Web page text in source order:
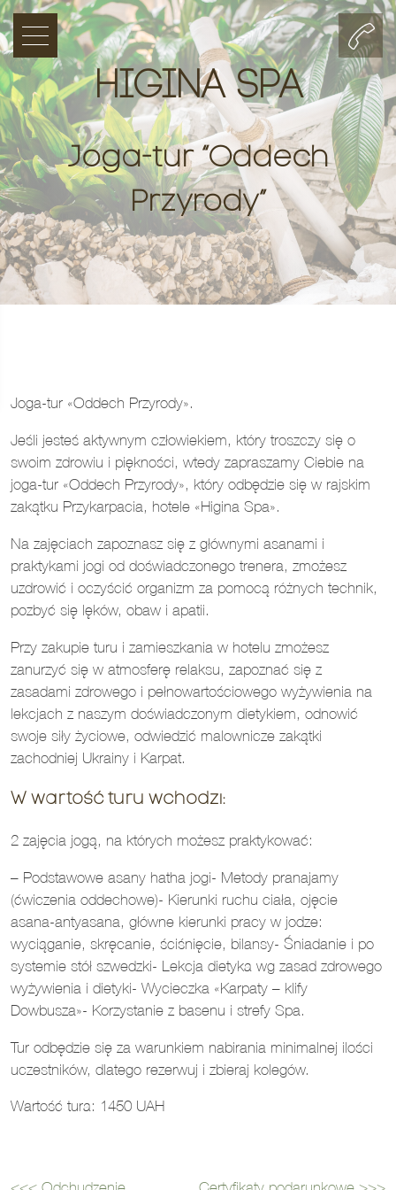
HIGINA SPA
Joga-tur “Oddech
Przyrody”
Joga-tur «Oddech Przyrody».
Jeśli jesteś aktywnym człowiekiem, który troszczy się o
swoim zdrowiu i piękności, wtedy zapraszamy Ciebie na
joga-tur «Oddech Przyrody», który odbędzie się w rajskim
zakątku Przykarpacia, hotele «Higina Spa».
Na zajęciach zapoznasz się z głównymi asanami i
praktykami jogi od doświadczonego trenera, zmożesz
uzdrowić i oczyścić organizm za pomocą różnych technik,
pozbyć się lęków, obaw i apatii.
Przy zakupie turu i zamieszkania w hotelu zmożesz
zanurzyć się w atmosferę relaksu, zapoznać się z
zasadami zdrowego i pełnowartościowego wyżywienia na
lekcjach z naszym doświadczonym dietykiem, odnowić
swoje siły życiowe, odwiedzić malownicze zakątki
zachodniej Ukrainy i Karpat.
W wartość turu wchodzi:
2 zajęcia jogą, na których możesz praktykować:
– Podstawowe asany hatha jogi- Metody pranajamy
(ćwiczenia oddechowe)- Kierunki ruchu ciała, ojęcie
asana-antyasana, główne kierunki pracy w jodze:
wyciąganie, skręcanie, ściśnięcie, bilansy- Śniadanie i po
systemie stół szwedzki- Lekcja dietykа wg zasad zdrowego
wyżywienia i dietyki- Wycieczka «Karpaty – klify
Dowbusza»- Korzystanie z basenu i strefy Spa.
Tur odbędzie się za warunkiem nabirania minimalnej ilości
uczestników, dlatego rezerwuj i zbieraj kolegów.
Wartość turа: 1450 UAH